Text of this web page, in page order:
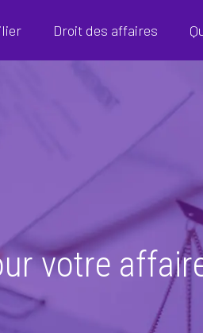
Droit des affaires
votre